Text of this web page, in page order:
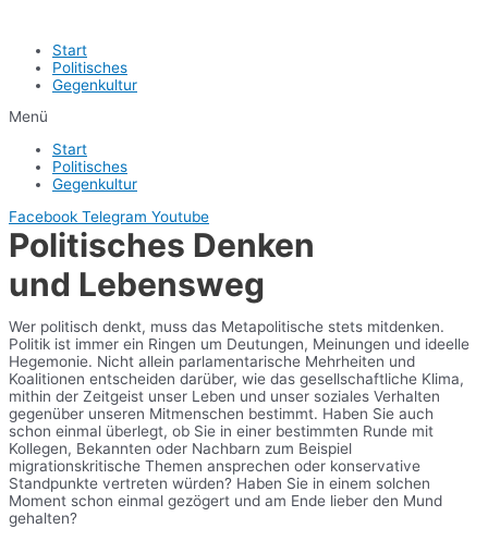
Start
Politisches
Gegenkultur
Menü
Start
Politisches
Gegenkultur
Facebook Telegram Youtube
Politisches Denken
und Lebensweg
Wer politisch denkt, muss das Metapolitische stets mitdenken.
Politik ist immer ein Ringen um Deutungen, Meinungen und ideelle
Hegemonie. Nicht allein parlamentarische Mehrheiten und
Koalitionen entscheiden darüber, wie das gesellschaftliche Klima,
mithin der Zeitgeist unser Leben und unser soziales Verhalten
gegenüber unseren Mitmenschen bestimmt. Haben Sie auch
schon einmal überlegt, ob Sie in einer bestimmten Runde mit
Kollegen, Bekannten oder Nachbarn zum Beispiel
migrationskritische Themen ansprechen oder konservative
Standpunkte vertreten würden? Haben Sie in einem solchen
Moment schon einmal gezögert und am Ende lieber den Mund
gehalten?